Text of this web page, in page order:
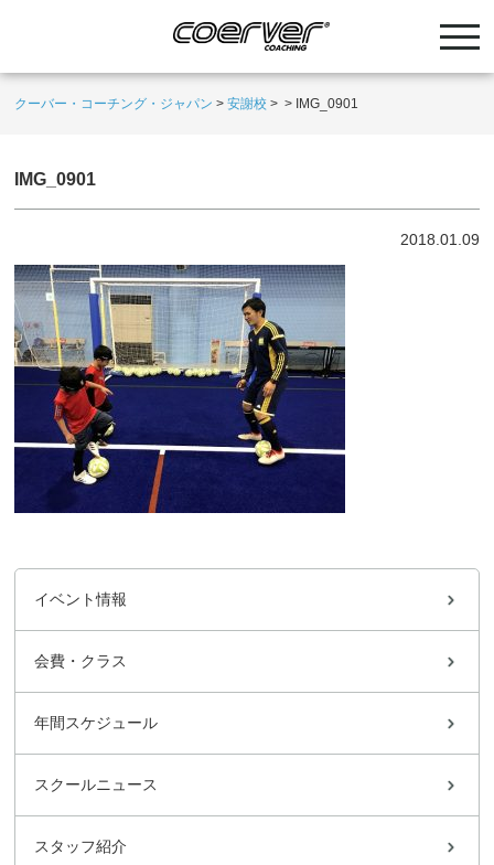
クーバー・コーチング・ジャパン >安謝校 > > IMG_0901
IMG_0901
2018.01.09
イベント情報
会費・クラス
年間スケジュール
スクールニュース
スタッフ紹介